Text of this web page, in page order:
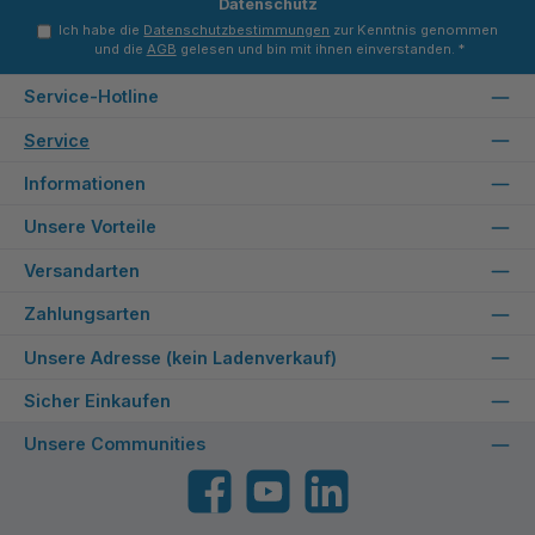
Datenschutz
Ich habe die Datenschutzbestimmungen zur Kenntnis genommen
und die AGB gelesen und bin mit ihnen einverstanden. *
Service-Hotline
Service
Informationen
Unsere Vorteile
Versandarten
Zahlungsarten
Unsere Adresse (kein Ladenverkauf)
Sicher Einkaufen
Unsere Communities
FacebookYouTube